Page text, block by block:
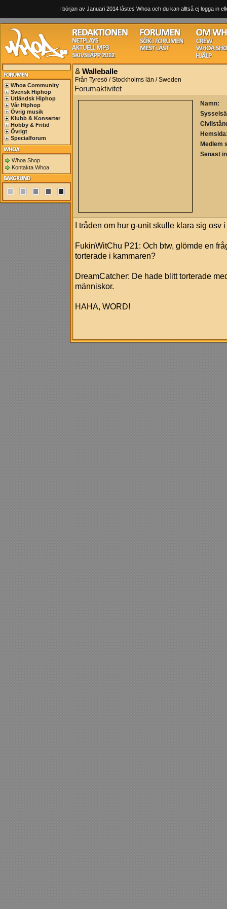
I början av Januari 2014 låstes Whoa och du kan alltså ej logga in
Whoa Community
Svensk Hiphop
Utländsk Hiphop
Vår Hiphop
Övrig musik
Klubb & Konserter
Hobby & Fritid
Övrigt
Specialforum
Whoa Shop
Kontakta Whoa
Walleballe
Från Tyresö / Stockholms län / Sweden
Forumaktivitet
Namn:
Medlem
Senast
I tråden om hur g-unit skulle klara sig osv
FukinWitChu P21: Och btw, glömde en
torterade i kammaren?
DreamCatcher: De hade blitt torterade
människor.
HAHA, WORD!